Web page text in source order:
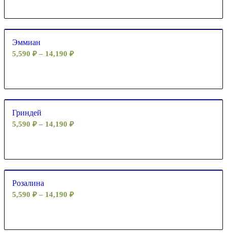
Эммиан
5,590 ₽ – 14,190 ₽
Гриндей
5,590 ₽ – 14,190 ₽
Розалина
5,590 ₽ – 14,190 ₽